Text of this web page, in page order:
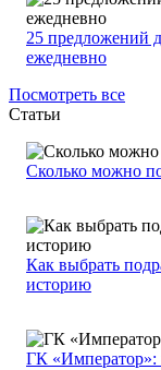
25 предложений
ежедневно
Посмотреть все
Статьи
Сколько можно
Как выбрать
историю
ГК «Император»: